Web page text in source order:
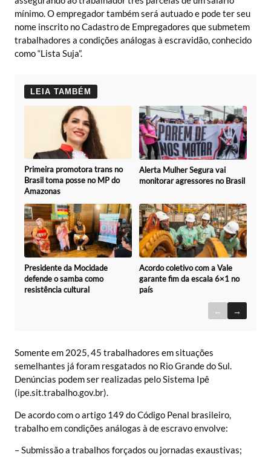
mínimo. O empregador também será autuado e pode ter seu
nome inscrito no Cadastro de Empregadores que submetem
trabalhadores a condições análogas à escravidão, conhecido
como “Lista Suja”.
LEIA TAMBÉM
Primeira promotora trans no
Brasil toma posse no MP do
Amazonas
Alerta Mulher Segura vai
monitorar agressores no Brasil
Presidente da Mocidade
defende o samba como
resistência cultural
Acordo coletivo com a Vale
garante fim da escala 6×1 no
país
← →
Somente em 2025, 45 trabalhadores em situações
semelhantes já foram resgatados no Rio Grande do Sul.
Denúncias podem ser realizadas pelo Sistema Ipê
(ipe.sit.trabalho.gov.br).
De acordo com o artigo 149 do Código Penal brasileiro,
trabalho em condições análogas à de escravo envolve:
– Submissão a trabalhos forçados ou jornadas exaustivas;